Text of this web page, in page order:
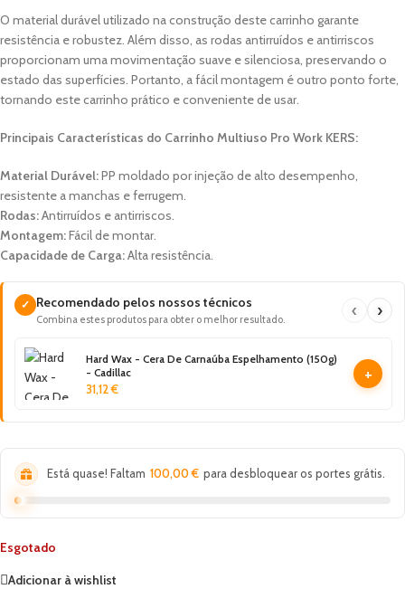
O material durável utilizado na construção deste carrinho garante
resistência e robustez. Além disso, as rodas antirruídos e antirriscos
proporcionam uma movimentação suave e silenciosa, preservando o
estado das superfícies. Portanto, a fácil montagem é outro ponto forte,
tornando este carrinho prático e conveniente de usar.
Principais Características do Carrinho Multiuso Pro Work KERS:
Material Durável:PP moldado por injeção de alto desempenho,
resistente a manchas e ferrugem.
Rodas:Antirruídos e antirriscos.
Montagem:Fácil de montar.
Capacidade de Carga:Alta resistência.
✓ Recomendado pelos nossos técnicos
Combina estes produtos para obter o melhor resultado. ‹ ›
Hard Wax - Cera De Carnaúba Espelhamento (150g)
- Cadillac
31,12€
+
Está quase! Faltam 100,00€ para desbloquear os portes grátis.
Esgotado
Adicionar à wishlist